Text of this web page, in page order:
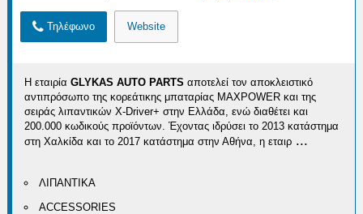
Τηλέφωνο Website
Η εταιρίαGLYKAS AUTO PARTSαποτελεί τον αποκλειστικό
αντιπρόσωπο της κορεάτικης μπαταρίας MAXPOWER και της
σειράς λιπαντικών X-Driver+ στην Ελλάδα, ενώ διαθέτει και
200.000 κωδικούς προϊόντων. Έχοντας ιδρύσει το 2013 κατάστημα
στη Χαλκίδα και το 2017 κατάστημα στην Αθήνα, η εταιρ ...
ΛΙΠΑΝΤΙΚΑ
ACCESSORIES